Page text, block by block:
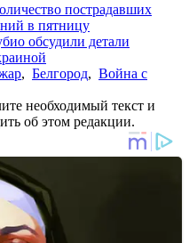
пострадавших
в пятницу
обсудили детали
, Белгород, Война с
необходимый текст и
об этом редакции.